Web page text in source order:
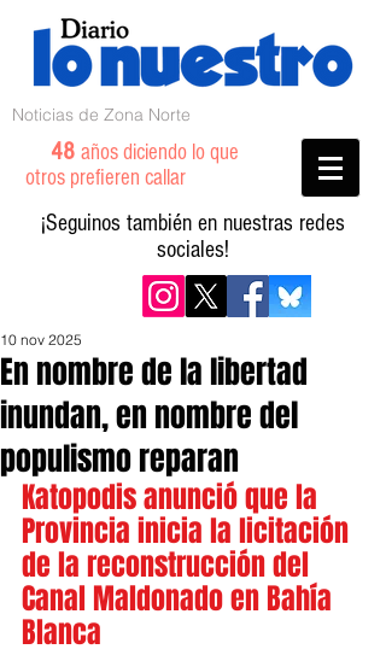
Noticias de Zona Norte
48 años diciendo lo que
otros prefieren callar
¡Seguinos también en nuestras redes
sociales!
En nombre de la libertad
inundan, en nombre del
populismo reparan
10 nov 2025
Katopodis anunció que la
Provincia inicia la licitación
de la reconstrucción del
Canal Maldonado en Bahía
Blanca